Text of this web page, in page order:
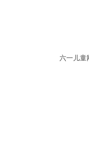
六一儿童